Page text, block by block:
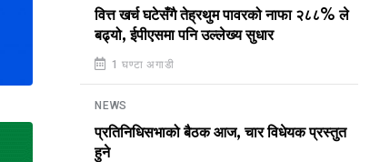
वित्त खर्च घटेसँगै तेह्रथुम पावरको नाफा २८८% ले
बढ्यो, ईपीएसमा पनि उल्लेख्य सुधार
1 घण्टा अगाडी
NEWS
प्रतिनिधिसभाको बैठक आज, चार विधेयक प्रस्तुत
हुने